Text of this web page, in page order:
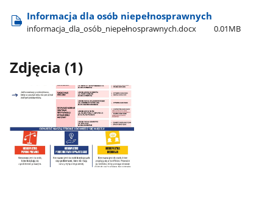
Informacja dla osób niepełnosprawnych
informacja​_dla​_osób​_niepełnosprawnych.docx 0.01MB
Zdjęcia (1)